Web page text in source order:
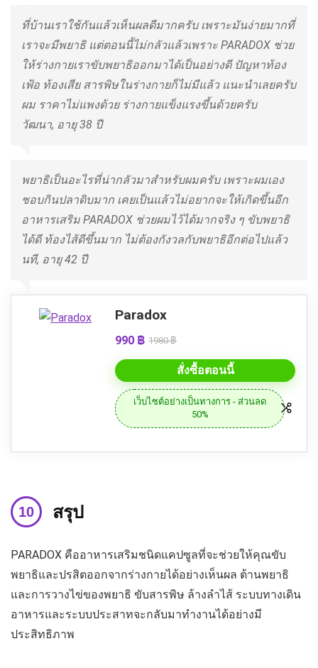
ที่บ้านเราใช้กันแล้วเห็นผลดีมากครับ เพราะมันง่ายมากที่
เราจะมีพยาธิ แต่ตอนนี้ไม่กลัวแล้วเพราะ PARADOX ช่วย
ให้ร่างกายเราขับพยาธิออกมาได้เป็นอย่างดี ปัญหาท้อง
เฟ้อ ท้องเสีย สารพิษในร่างกายก็ไม่มีแล้ว แนะนำเลยครับ
ผม ราคาไม่แพงด้วย ร่างกายแข็งแรงขึ้นด้วยครับ
วัฒนา, อายุ 38 ปี
พยาธิเป็นอะไรที่น่ากลัวมาสำหรับผมครับ เพราะผมเอง
ชอบกินปลาดิบมาก เคยเป็นแล้วไม่อยากจะให้เกิดขึ้นอีก
อาหารเสริม PARADOX ช่วยผมไว้ได้มากจริง ๆ ขับพยาธิ
ได้ดี ท้องไส้ดีขึ้นมาก ไม่ต้องกังวลกับพยาธิอีกต่อไปแล้ว
นที, อายุ 42 ปี
Paradox
990 ฿ 1980 ฿
สั่งซื้อตอนนี้
เว็บไซต์อย่างเป็นทางการ - ส่วนลด
50%
สรุป
PARADOX คืออาหารเสริมชนิดแคปซูลที่จะช่วยให้คุณขับ
พยาธิและปรสิตออกจากร่างกายได้อย่างเห็นผล ต้านพยาธิ
และการวางไข่ของพยาธิ ขับสารพิษ ล้างลำไส้ ระบบทางเดิน
อาหารและระบบประสาทจะกลับมาทำงานได้อย่างมี
ประสิทธิภาพ